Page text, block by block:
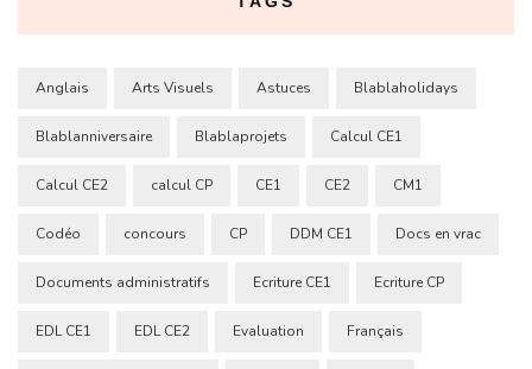
Anglais Arts Visuels Astuces Blablaholidays
Blablanniversaire Blablaprojets Calcul CE1
Calcul CE2 calcul CP CE1 CE2 CM1
Codéo concours CP DDM CE1 Docs en vrac
Documents administratifs Ecriture CE1 Ecriture CP
EDL CE1 EDL CE2 Evaluation Français